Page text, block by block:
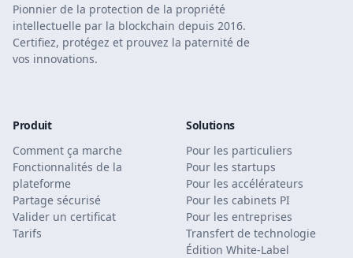
Pionnier de la protection de la propriété
intellectuelle par la blockchain depuis 2016.
Certifiez, protégez et prouvez la paternité de
vos innovations.
Produit
Comment ça marche
Fonctionnalités de la
plateforme
Partage sécurisé
Valider un certificat
Tarifs
Solutions
Pour les particuliers
Pour les startups
Pour les accélérateurs
Pour les cabinets PI
Pour les entreprises
Transfert de technologie
Édition White-Label